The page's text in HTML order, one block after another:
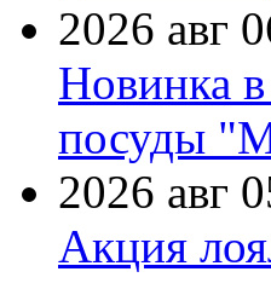
2026 авг
Новинка
посуды
2026 авг
Акция